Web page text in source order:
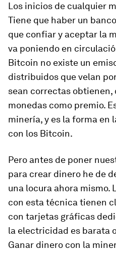
Los inicios de cualquier
Tiene que haber un
que confiar y aceptar la
va poniendo en
Bitcoin no existe un
distribuidos que velan
sean correctas obtienen,
monedas como premio.
minería, y es la forma en
con los Bitcoin.
Pero antes de poner
para crear dinero he de
una locura ahora mismo.
con esta técnica tienen
con tarjetas gráficas
la electricidad es barata
Ganar dinero con la